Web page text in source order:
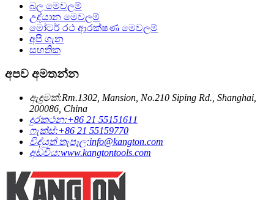
බල මෙවලම්
උද්යාන මෙවලම්
මෝටර් රථ ආරක්ෂණ මෙවලම්
අපි ගැන
සහතික
අපව අමතන්න
ඇඳුමක්:Rm.1302, Mansion, No.210 Siping Rd., Shanghai,
200086, China
දුරකථන:+86 21 55151611
ෆැක්ස්:+86 21 55159770
විද්යුත් තැපෑල:info@kangton.com
අඩවිය:www.kangtontools.com